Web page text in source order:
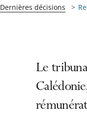
Dernières décisions
Le